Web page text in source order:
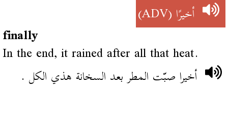
أخيرًا(ADV)
finally
In the end, it rained after all that heat.
أخيرا صبّت المطر بعد السخانة هذي الكل .